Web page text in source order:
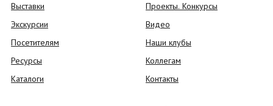
Выставки
Экскурсии
Посетителям
Ресурсы
Каталоги
Проекты. Конкурсы
Видео
Наши клубы
Коллегам
Контакты